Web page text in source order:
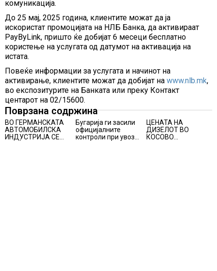
комуникација.
До 25 мај, 2025 година, клиентите можат да ја
искористат промоцијата на НЛБ Банка, да активираат
PayByLink, пришто ќе добијат 6 месеци бесплатно
користење на услугата од датумот на активација на
истата.
Повеќе информации за услугата и начинот на
активирање, клиентите можат да добијат на www.nlb.mk,
во експозитурите на Банката или преку Контакт
центарот на 02/15600.
Поврзана содржина
ВО ГЕРМАНСКАТА
АВТОМОБИЛСКА
ИНДУСТРИЈА СЕ
Бугарија ги засили
официјалните
контроли при увоз
ЦЕНАТА НА
ДИЗЕЛОТ ВО
КОСОВО